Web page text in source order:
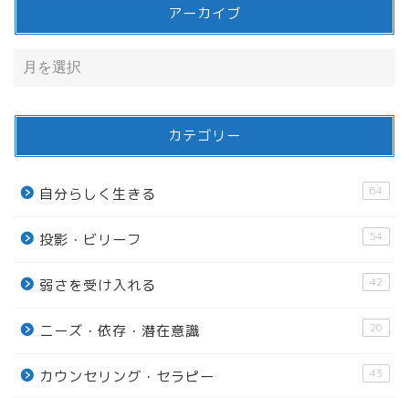
アーカイブ
カテゴリー
自分らしく生きる 64
投影・ビリーフ 54
弱さを受け入れる 42
ニーズ・依存・潜在意識 20
カウンセリング・セラピー 43